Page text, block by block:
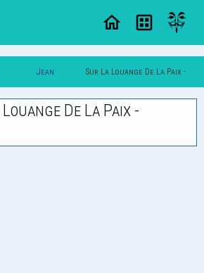
Jean Sur La Louange De La Paix -
Sonnet 1
De La Paix -